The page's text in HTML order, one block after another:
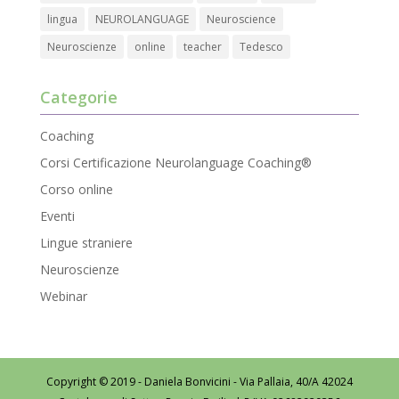
Questo Sito utilizza alcuni tipi di cookie tecnici necessari
chiudere il banner mediante la X posta in alto a destra e
ciò comporterà il permanere delle impostazioni di default
di cookie o altri strumenti di tracciamento diversi da quelli
tecnici. Se vuoi accettare tutti i cookie clicca su accetta
tutti, se invece vuoi autonomamente selezionare i cookie
da accettare clicca su personalizza. Se vuoi saperne di
lingua
NEUROLANGUAGE
Neuroscience
Neuroscienze
online teacher Tedesco
Categorie
Coaching
Corsi Certificazione Neurolanguage Coaching®
Corso online
Eventi
Lingue straniere
Neuroscienze
Webinar
Copyright © 2019 - Daniela Bonvicini - Via Pallaia, 40/A 42024